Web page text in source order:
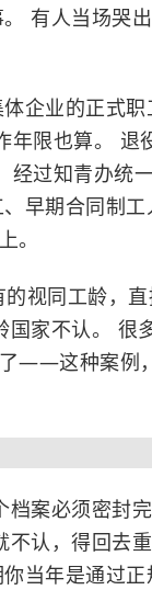
有人当场哭
企业的正式职
年限也算。 退
经过知青办统
早期合同制工
。
的视同工龄，
国家不认。 很
了——这种案例
案必须密封完
不认，得回去
当年是通过正